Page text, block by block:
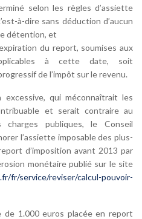
selon les règles d’assiette
à-dire sans déduction d’aucun
détention, et
du report, soumises aux
à cette date, soit
de l’impôt sur le revenu.
qui méconnaîtrait les
et serait contraire au
charges publiques, le Conseil
l’assiette imposable des plus-
d’imposition avant 2013 par
monétaire publié sur le site
fr/service/reviser/calcul-pouvoir-
1.000 euros placée en report